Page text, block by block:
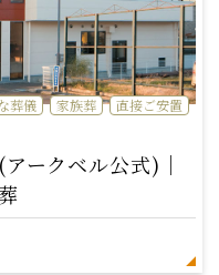
葬儀 家族葬 直接ご安置
ークベル公式)｜